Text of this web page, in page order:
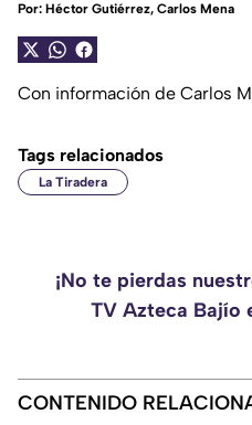
Por: Héctor Gutiérrez, Carlos Mena
Con información de Carlos
Tags relacionados
La Tiradera
¡No te pierdas
TV Azteca Bajío
CONTENIDO